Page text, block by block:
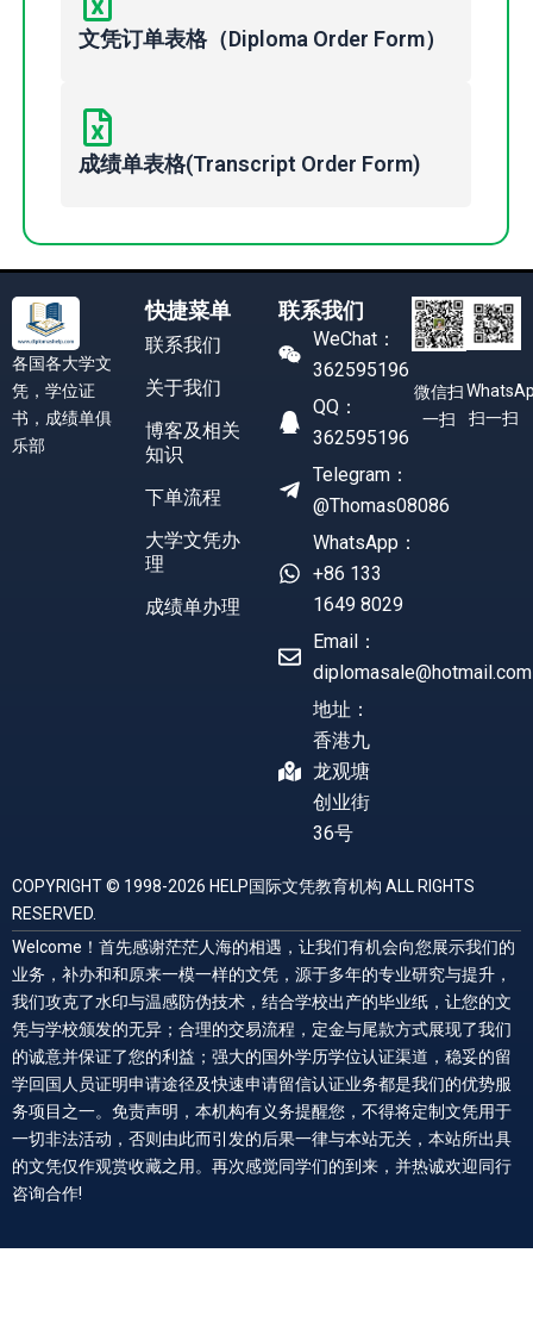
文凭订单表格（Diploma Order Form）
成绩单表格(Transcript Order Form)
各国各大学文
凭，学位证
书，成绩单俱
乐部
快捷菜单
联系我们
关于我们
博客及相关
知识
下单流程
大学文凭办
理
成绩单办理
联系我们
WeChat：
362595196
QQ：
362595196
Telegram：
@Thomas08086
WhatsApp：
+86 133
1649 8029
Email：
diplomasale@hotmail.com
地址：
香港九
龙观塘
创业街
36号
微信扫
一扫
扫一扫
COPYRIGHT © 1998-2026 HELP国际文凭教育机构 ALL RIGHTS
RESERVED.
Welcome！首先感谢茫茫人海的相遇，让我们有机会向您展示我们的
业务，补办和和原来一模一样的文凭，源于多年的专业研究与提升，
我们攻克了水印与温感防伪技术，结合学校出产的毕业纸，让您的文
凭与学校颁发的无异；合理的交易流程，定金与尾款方式展现了我们
的诚意并保证了您的利益；强大的国外学历学位认证渠道，稳妥的留
学回国人员证明申请途径及快速申请留信认证业务都是我们的优势服
务项目之一。免责声明，本机构有义务提醒您，不得将定制文凭用于
一切非法活动，否则由此而引发的后果一律与本站无关，本站所出具
的文凭仅作观赏收藏之用。再次感觉同学们的到来，并热诚欢迎同行
咨询合作!